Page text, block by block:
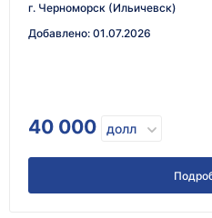
г. Черноморск (Ильичевск)
Добавлено: 01.07.2026
40 000 долл